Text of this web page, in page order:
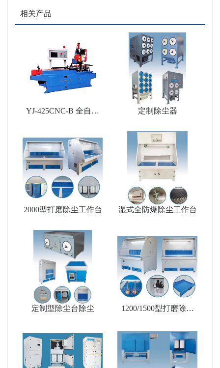
相关产品
YJ-425CNC-B 全自动
定制除尘器
2000型打磨除尘工作台 湿式全防爆除尘工作台
定制型除尘台除尘
1200/1500型打磨除尘